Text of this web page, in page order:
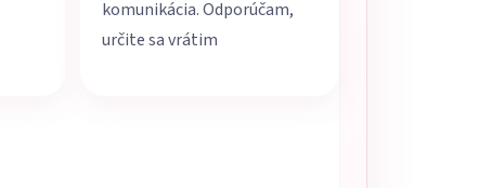
komunikácia. Odporúčam,
určite sa vrátim